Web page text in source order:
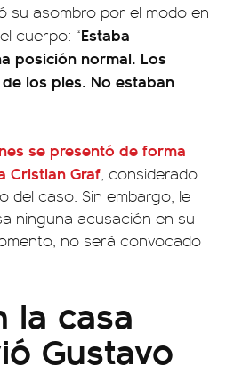
su asombro por el modo en
cuerpo: “Estaba
posición normal. Los
los pies. No estaban
se presentó de forma
Cristian Graf, considerado
del caso. Sin embargo, le
ninguna acusación en su
no será convocado
la casa
Gustavo